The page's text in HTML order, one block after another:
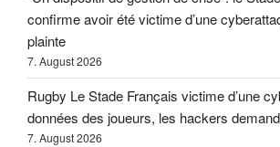
confirme avoir été victime d’une
plainte
7. August 2026
Rugby Le Stade Français victime d’une
données des joueurs, les hackers
7. August 2026